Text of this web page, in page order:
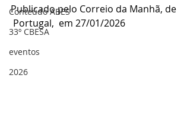
Conteúdo ABES
33º CBESA
eventos
2026
Publicado pelo Correio da Manhã, de
Portugal,  em 27/01/2026